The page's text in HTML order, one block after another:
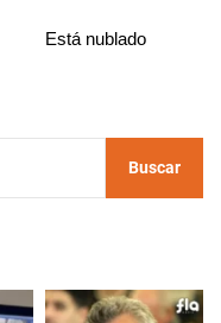
Está nublado
Buscar